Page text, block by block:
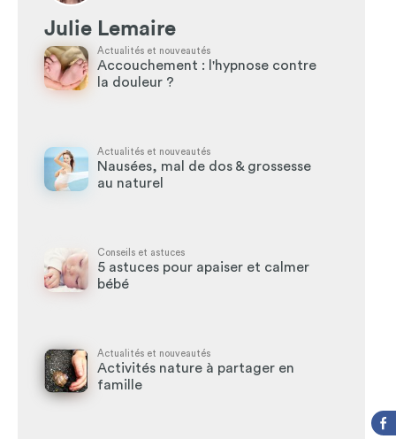
Julie Lemaire
Actualités et nouveautés
Accouchement : l'hypnose contre
la douleur ?
Actualités et nouveautés
Nausées, mal de dos & grossesse
au naturel
Conseils et astuces
5 astuces pour apaiser et calmer
bébé
Actualités et nouveautés
Activités nature à partager en
famille